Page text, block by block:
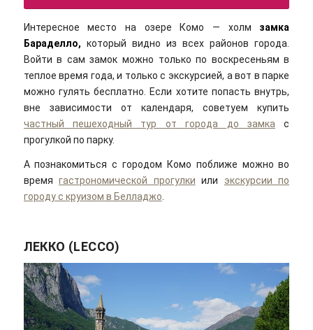
Интересное место на озере Комо — холм замка
Бараделло, который видно из всех районов города.
Войти в сам замок можно только по воскресеньям в
теплое время года, и только с экскурсией, а вот в парке
можно гулять бесплатно. Если хотите попасть внутрь,
вне зависимости от календаря, советуем купить
частный пешеходный тур от города до замка с
прогулкой по парку.
А познакомиться с городом Комо поближе можно во
времягастрономической прогулки или экскурсии по
городу с круизом в Белладжо
ЛЕККО (LECCO)